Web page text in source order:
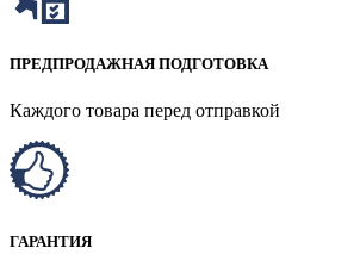
ПРЕДПРОДАЖНАЯ ПОДГОТОВКА
Каждого товара перед отправкой
ГАРАНТИЯ